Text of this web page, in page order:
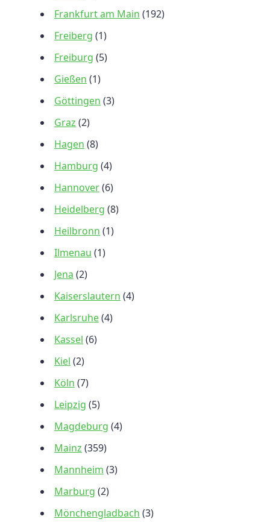
Frankfurt am Main (192)
Freiberg (1)
Freiburg (5)
Gießen (1)
Göttingen (3)
Graz (2)
Hagen (8)
Hamburg (4)
Hannover(6)
Heidelberg (8)
Heilbronn (1)
Ilmenau (1)
Jena (2)
Kaiserslautern (4)
Karlsruhe(4)
Kassel (6)
Kiel (2)
Köln (7)
Leipzig (5)
Magdeburg (4)
Mainz (359)
Mannheim (3)
Marburg (2)
Mönchengladbach (3)